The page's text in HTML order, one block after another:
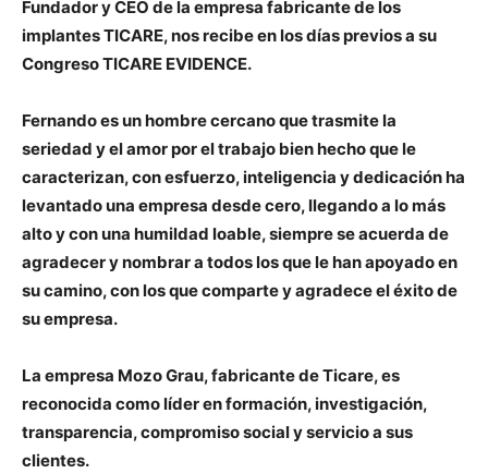
Fundador y CEO de la empresa fabricante de los
implantes TICARE, nos recibe en los días previos a su
Congreso TICARE EVIDENCE.
Fernando es un hombre cercano que trasmite la
seriedad y el amor por el trabajo bien hecho que le
caracterizan, con esfuerzo, inteligencia y dedicación ha
levantado una empresa desde cero, llegando a lo más
alto y con una humildad loable, siempre se acuerda de
agradecer y nombrar a todos los que le han apoyado en
su camino, con los que comparte y agradece el éxito de
su empresa.
La empresa Mozo Grau, fabricante de Ticare, es
reconocida como líder en formación, investigación,
transparencia, compromiso social y servicio a sus
clientes.